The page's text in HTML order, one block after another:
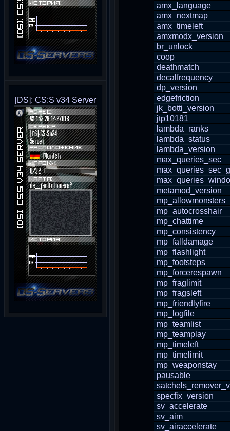
[DS]: CS:S v34 Server
amx_language
amx_nextmap
amx_timeleft
amxmodx_version
br_unlock
coop
deathmatch
decalfrequency
dp_version
edgefriction
jk_botti_version
jtp10181
lambda_ranks
lambda_status
lambda_version
max_queries_sec
metamod_version
mp_allowmonsters
mp_autocrosshair
mp_chattime
mp_consistency
mp_falldamage
mp_flashlight
mp_footsteps
mp_forcerespawn
mp_fraglimit
mp_fragsleft
mp_friendlyfire
mp_logfile
mp_teamlist
mp_teamplay
mp_timeleft
mp_timelimit
mp_weaponstay
pausable
specfix_version
sv_accelerate
sv_aim
sv_airaccelerate